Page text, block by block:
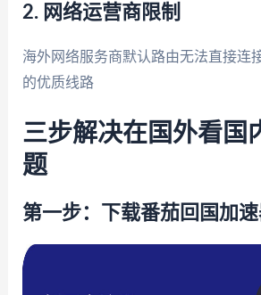
2. 网络运营商限制
海外网络服务商默认路由无法直接连
的优质线路
三步解决在国外看国
题
第一步：下载番茄回国加